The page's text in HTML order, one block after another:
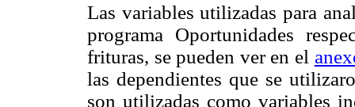
Las variables utilizadas para
programa Oportunidades
frituras, se pueden ver en el
las dependientes que se
son utilizadas como variables